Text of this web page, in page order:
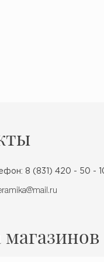
8 (831) 420 - 50 -
магазинов